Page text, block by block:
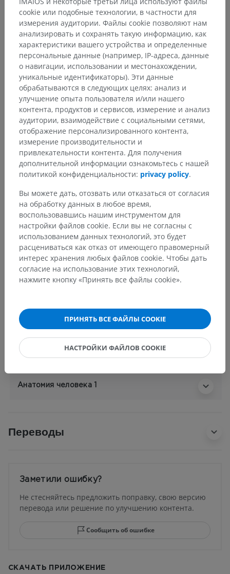
Анатомическая иерархия
Анатомия человека 2
Человеческое тело>
Systemata musculoskeletalia> Systema skeletale
Передняя атлантозатылочная мембрана
Основные структуры:Нет анатомических терминов,
относящихся к этой части тела
Анатомия человека 1
Переводы
Заметили ошибку?
Не стесняйтесь предложить поправку, свою версию
перевода или решение по улучшению контента.
Сообщить об ошибке
СКАЧАТЬ ПРИЛОЖЕНИЕ
cookie или подобные технологии, в частности для
измерения аудитории. Файлы cookie позволяют нам
анализировать и сохранять такую информацию, как
характеристики вашего устройства и определенные
персональные данные (например, IP-адреса, данные
о навигации, использовании и местонахождении,
уникальные идентификаторы). Эти данные
обрабатываются в следующих целях: анализ и
улучшение опыта пользователя и/или нашего
контента, продуктов и сервисов, измерение и анализ
аудитории, взаимодействие с социальными сетями,
отображение персонализированного контента,
измерение производительности и
привлекательности контента. Для получения
дополнительной информации ознакомьтесь с нашей
политикой конфиденциальности: privacy policy.
Вы можете дать, отозвать или отказаться от согласия
на обработку данных в любое время,
воспользовавшись нашим инструментом для
настройки файлов cookie. Если вы не согласны с
использованием данных технологий, это будет
расцениваться как отказ от имеющего правомерный
интерес хранения любых файлов cookie. Чтобы дать
согласие на использование этих технологий,
нажмите кнопку «Принять все файлы cookie».
ПРИНЯТЬ ВСЕ ФАЙЛЫ COOKIE
НАСТРОЙКИ ФАЙЛОВ COOKIE